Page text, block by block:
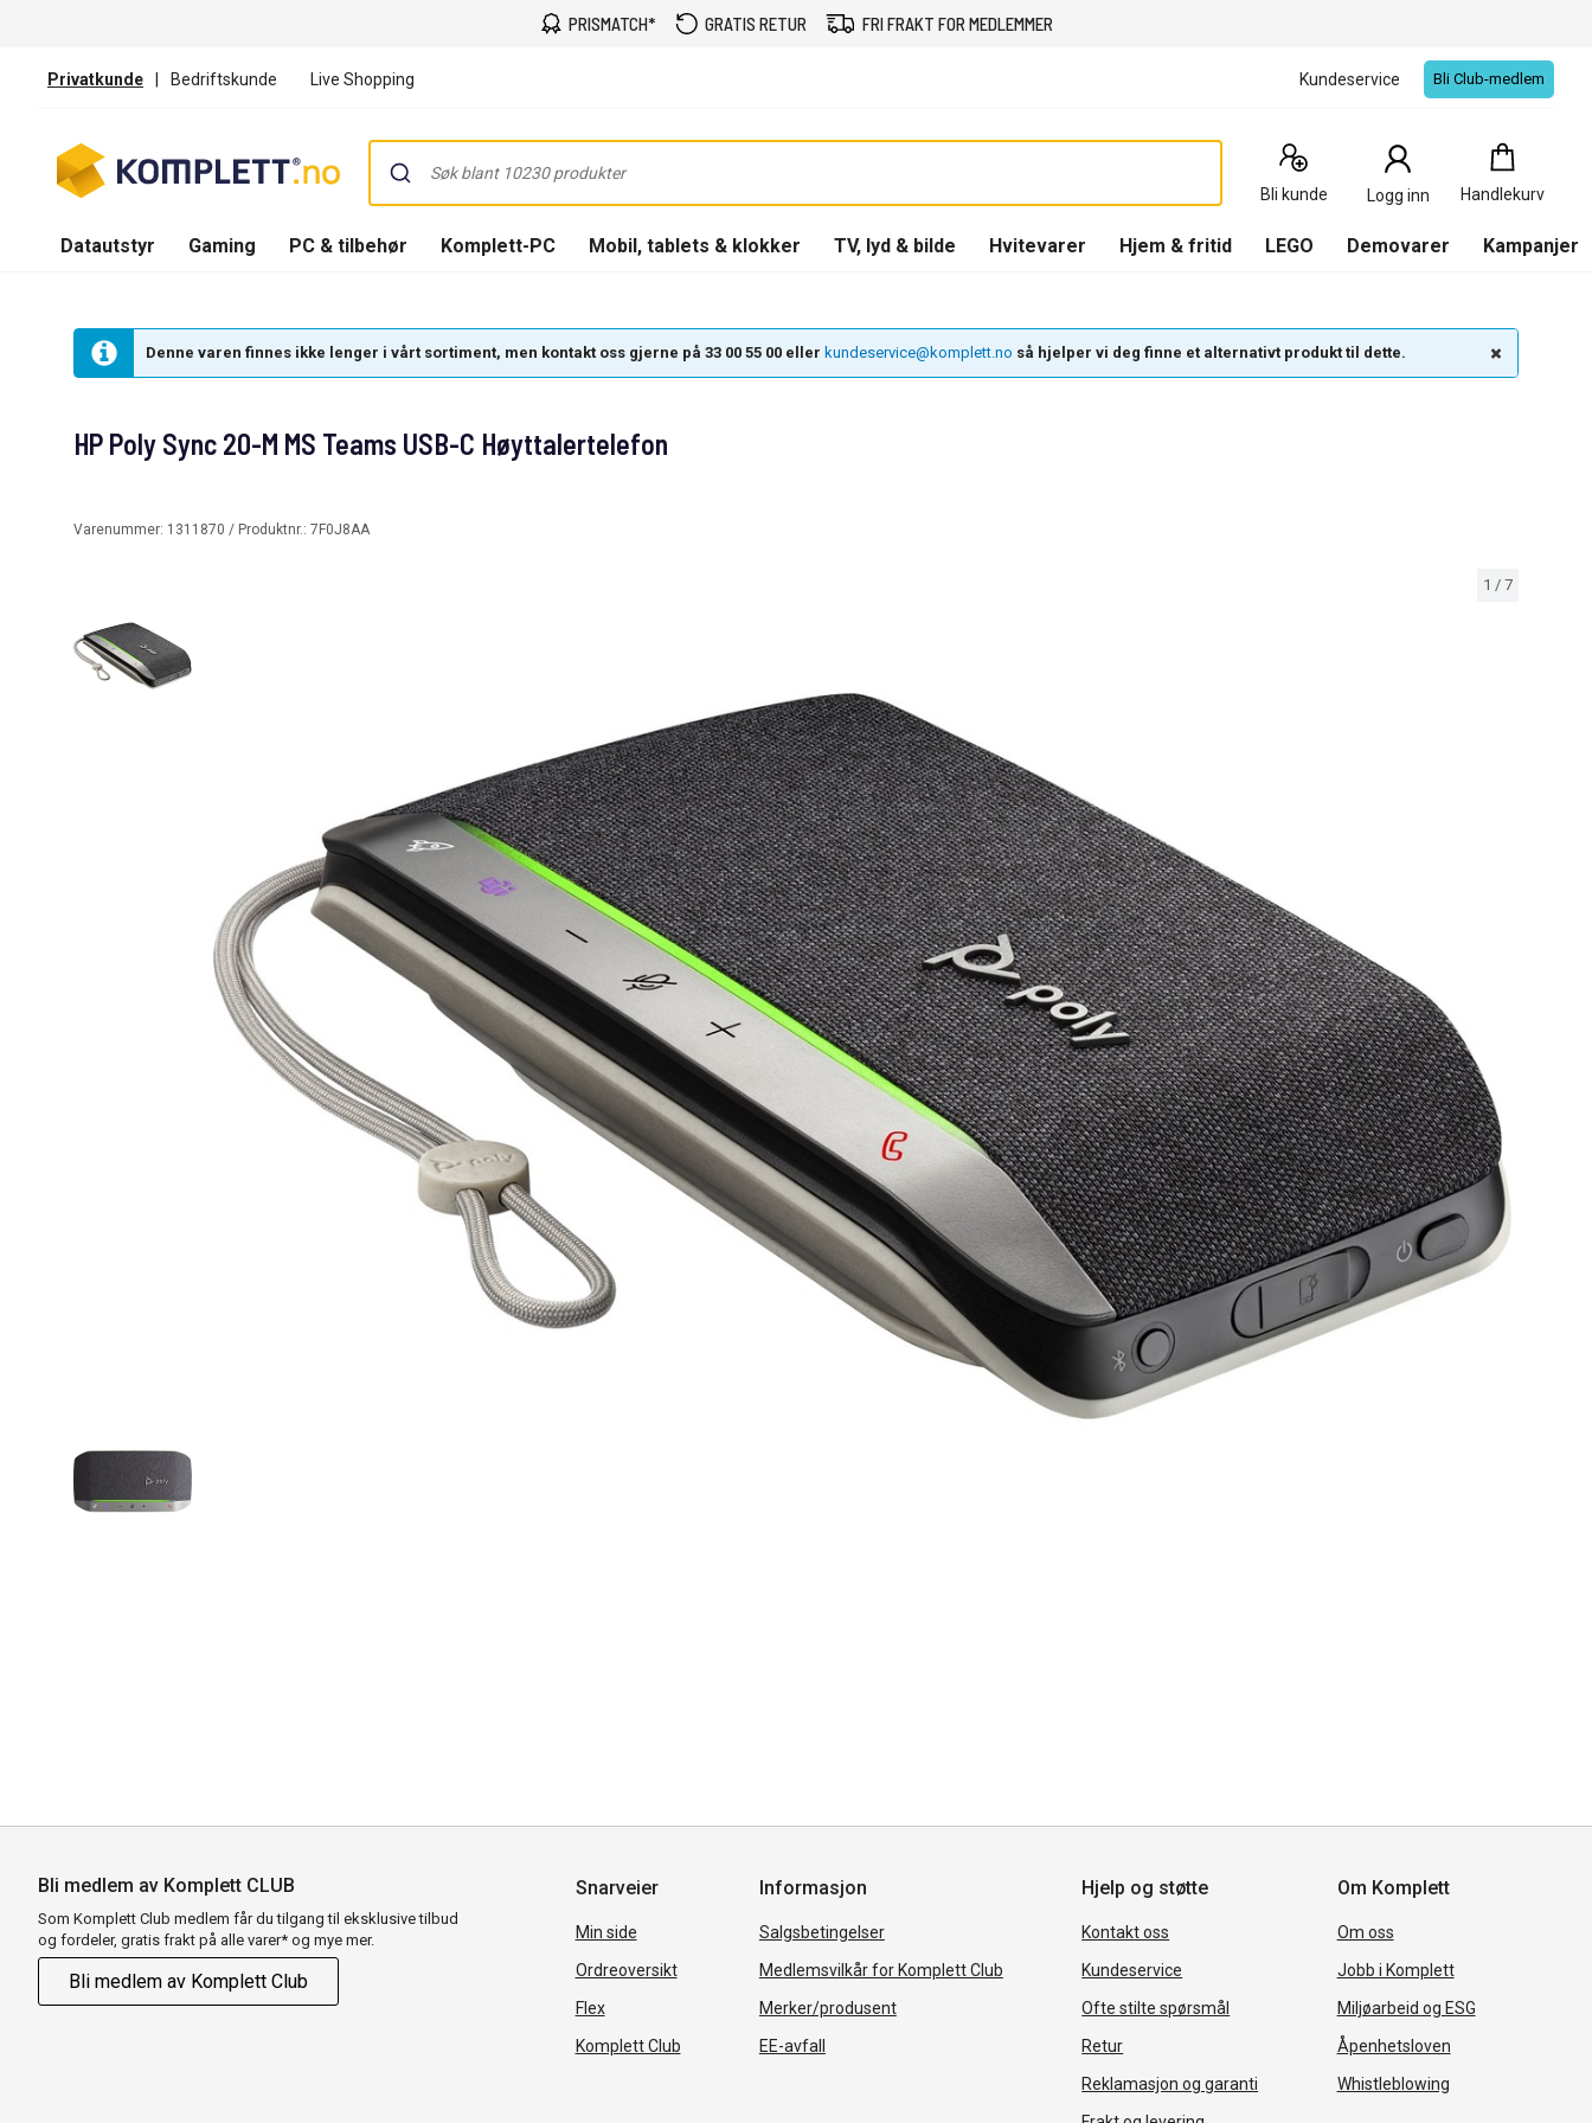
PRISMATCH* GRATIS RETUR FRI FRAKT FOR MEDLEMMER
Privatkunde | Bedriftskunde Live Shopping Kundeservice Bli Club-medlem
Bli kunde Logg inn Handlekurv
Handlekurv
0
Produkter
Datautstyr Gaming PC & tilbehør Komplett-PC Mobil, tablets & klokker TV, lyd & bilde Hvitevarer Hjem & fritid LEGO Demovarer Kampanjer
Denne varen finnes ikke lenger i vårt sortiment, men kontakt oss gjerne på 33 00 55 00 eller kundeservice@komplett.no så hjelper vi deg finne et alternativt produkt til dette.
1 / 7
HP Poly Sync 20-M MS Teams USB-C Høyttalertelefon
Varenummer: 1311870 / Produktnr.: 7F0J8AA
Bli medlem av Komplett CLUB
Som Komplett Club medlem får du tilgang til eksklusive tilbud
og fordeler, gratis frakt på alle varer* og mye mer.
Bli medlem av Komplett Club
Snarveier
Min side
Ordreoversikt
Flex
Komplett Club
Informasjon
Salgsbetingelser
Medlemsvilkår for Komplett Club
Merker/produsent
EE-avfall
Hjelp og støtte
Kontakt oss
Kundeservice
Ofte stilte spørsmål
Retur
Reklamasjon og garanti
Om Komplett
Om oss
Jobb i Komplett
Miljøarbeid og ESG
Åpenhetsloven
Whistleblowing